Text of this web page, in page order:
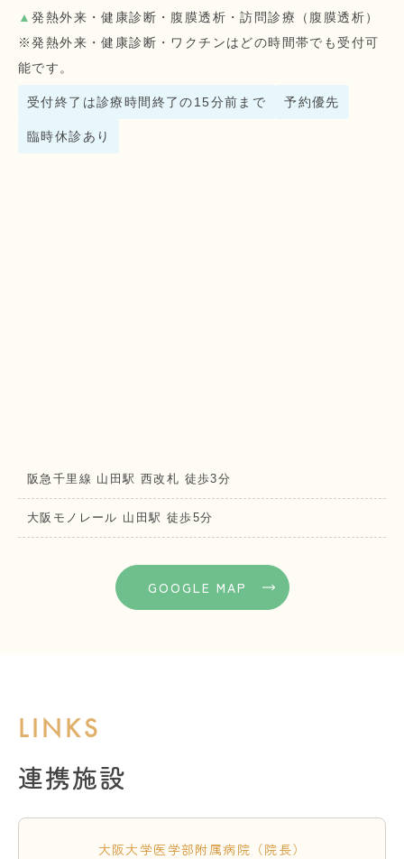
▲発熱外来・健康診断・腹膜透析・訪問診療（腹膜透析）
※発熱外来・健康診断・ワクチンはどの時間帯でも受付可
能です。
受付終了は診療時間終了の15分前まで 予約優先
臨時休診あり
阪急千里線 山田駅 西改札 徒歩3分
大阪モノレール 山田駅 徒歩5分
GOOGLE MAP
LINKS
連携施設
大阪大学医学部附属病院（院長）